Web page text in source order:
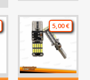
5,00 €